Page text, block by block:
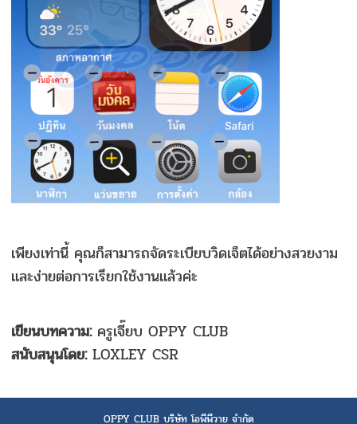
เพียงเท่านี้ คุณก็สามารถจัดระเบียบวิดเจ็ตได้อย่างสวยงาม
และง่ายต่อการเรียกใช้งานแล้วค่ะ
เขียนบทความ:ครูเจี๊ยบ OPPY CLUB
สนับสนุนโดย:LOXLEY CSR
OPPY CLUB บริษัท โอพีพีวาย จำกัด